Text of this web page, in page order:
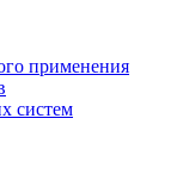
применения
систем